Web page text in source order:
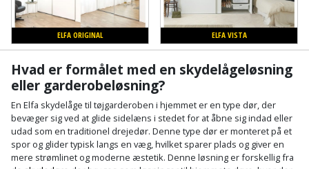
Dør,
dørgreb
lås
Fliseopsætning
Fugemateriale
og
Byggepladshegn
Byggepladstrapper
Donkraft
Dorn
Fedtpresser
Bånd-
Båndsav
Båndsliber
og
bænksliber
Havetraktor
Højtryksrenser
Husvandværk
Kompostkværn
Løvsuger
og
Batterier
Belægningssten
Belysning
Beslag
Bilpleje
og
Malerværktøj
Maling
indendørs
Maling
udendørs
Polyfilla
Badeværelse
Kloak
og
afløb
Pex
rør
Dame
Herre
Tilbudsavis
Log
ind
ELFA ORIGINAL ELFA VISTA
Hvad er formålet med en skydelågeløsning
eller garderobeløsning?
En Elfa skydelåge til tøjgarderoben i hjemmet er en type dør, der
bevæger sig ved at glide sidelæns i stedet for at åbne sig indad eller
udad som en traditionel drejedør. Denne type dør er monteret på et
spor og glider typisk langs en væg, hvilket sparer plads og giver en
mere strømlinet og moderne æstetik. Denne løsning er forskellig fra